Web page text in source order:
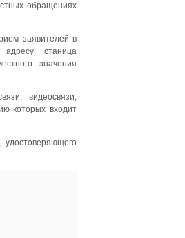
обращениях
заявителей в
адресу: станица
значения
видеосвязи,
которых входит